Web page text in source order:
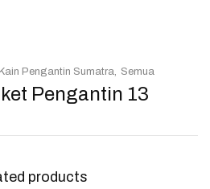
Pengantin 13
Kain Pengantin Sumatra Semua
products